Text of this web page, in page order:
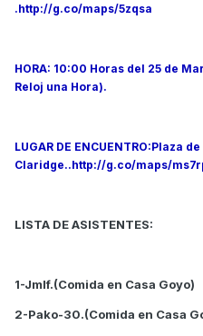
.http://g.co/maps/5zqsa
HORA: 10:00 Horas del 25 de
Reloj una Hora).
LUGAR DE ENCUENTRO:Plaza
Claridge..http://g.co/maps/
LISTA DE ASISTENTES:
1-Jmlf.(Comida en Casa Goyo)
2-Pako-30.(Comida en Casa